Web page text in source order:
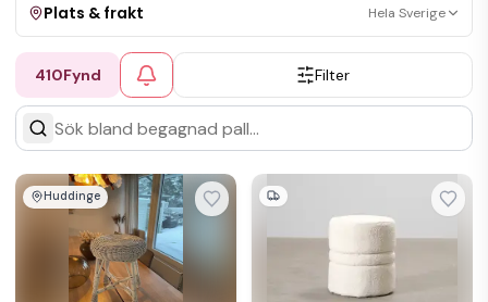
Plats & frakt Hela Sverige
Visa allt Kan skickas Upphämtning
410Fynd Filter
Huddinge